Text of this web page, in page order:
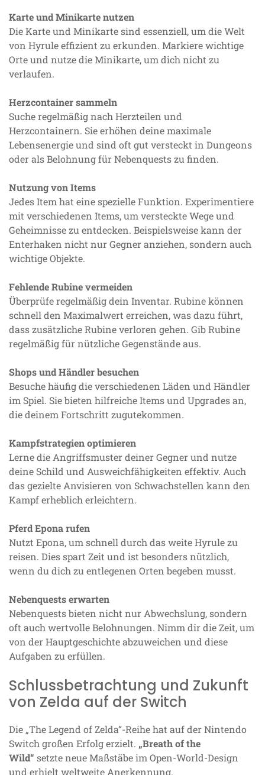
Karte und Minikarte nutzen
Die Karte und Minikarte sind essenziell, um die Welt
von Hyrule effizient zu erkunden. Markiere wichtige
Orte und nutze die Minikarte, um dich nicht zu
verlaufen.
Herzcontainer sammeln
Suche regelmäßig nach Herzteilen und
Herzcontainern. Sie erhöhen deine maximale
Lebensenergie und sind oft gut versteckt in Dungeons
oder als Belohnung für Nebenquests zu finden.
Nutzung von Items
Jedes Item hat eine spezielle Funktion. Experimentiere
mit verschiedenen Items, um versteckte Wege und
Geheimnisse zu entdecken. Beispielsweise kann der
Enterhaken nicht nur Gegner anziehen, sondern auch
wichtige Objekte.
Fehlende Rubine vermeiden
Überprüfe regelmäßig dein Inventar. Rubine können
schnell den Maximalwert erreichen, was dazu führt,
dass zusätzliche Rubine verloren gehen. Gib Rubine
regelmäßig für nützliche Gegenstände aus.
Shops und Händler besuchen
Besuche häufig die verschiedenen Läden und Händler
im Spiel. Sie bieten hilfreiche Items und Upgrades an,
die deinem Fortschritt zugutekommen.
Kampfstrategien optimieren
Lerne die Angriffsmuster deiner Gegner und nutze
deine Schild und Ausweichfähigkeiten effektiv. Auch
das gezielte Anvisieren von Schwachstellen kann den
Kampf erheblich erleichtern.
Pferd Epona rufen
Nutzt Epona, um schnell durch das weite Hyrule zu
reisen. Dies spart Zeit und ist besonders nützlich,
wenn du dich zu entlegenen Orten begeben musst.
Nebenquests erwarten
Nebenquests bieten nicht nur Abwechslung, sondern
oft auch wertvolle Belohnungen. Nimm dir die Zeit, um
von der Hauptgeschichte abzuweichen und diese
Aufgaben zu erfüllen.
Schlussbetrachtung und Zukunft
von Zelda auf der Switch
Die „The Legend of Zelda“-Reihe hat auf der Nintendo
Switch großen Erfolg erzielt. „Breath of the
Wild“ setzte neue Maßstäbe im Open-World-Design
und erhielt weltweite Anerkennung.